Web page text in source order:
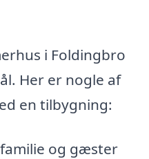
i Foldingbro
Her er nogle af
en tilbygning:
og gæster